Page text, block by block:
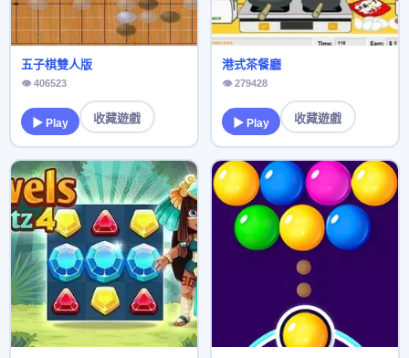
五子棋雙人版
👁 406523
▶ Play 收藏遊戲
港式茶餐廳
👁 279428
▶ Play 收藏遊戲